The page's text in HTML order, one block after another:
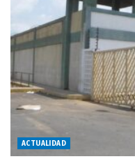
ACTUALIDAD